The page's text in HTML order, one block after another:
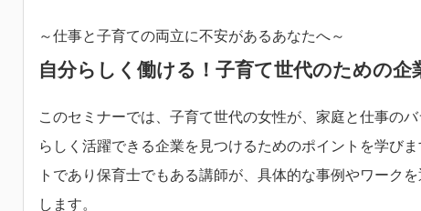
～仕事と子育ての両立に不安があるあなたへ～
自分らしく働ける！子育て世代のための企
このセミナーでは、子育て世代の女性が、家庭と仕事の
らしく活躍できる企業を見つけるためのポイントを学び
トであり保育士でもある講師が、具体的な事例やワーク
します。